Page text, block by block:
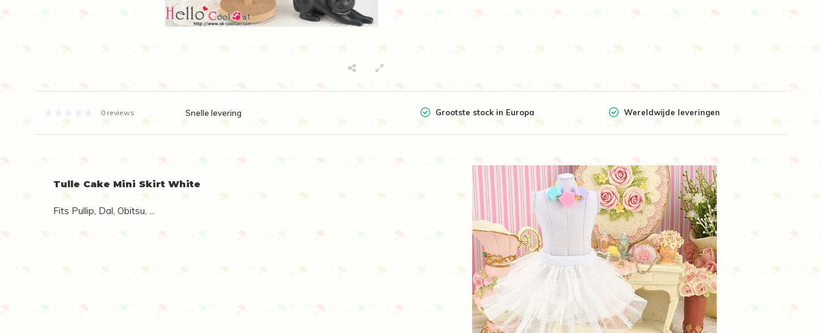
0 reviews Snelle levering Grootste stock in Europa Wereldwijde leveringen
Tulle Cake Mini Skirt White
Fits Pullip, Dal, Obitsu, ...